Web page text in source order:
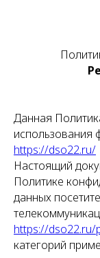
Данная
использования
https://dso22.ru/
Настоящий
Политике
данных
https://dso22.ru/
категорий